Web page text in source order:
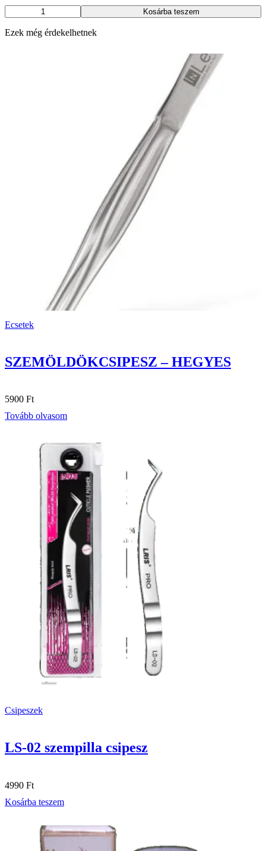
mini
UV/LED
Kosárba teszem
Ezek még érdekelhetnek
Ecsetek
SZEMÖLDÖKCSIPESZ – HEGYES
5900 Ft
Tovább olvasom
Csipeszek
LS-02 szempilla csipesz
4990 Ft
Kosárba teszem